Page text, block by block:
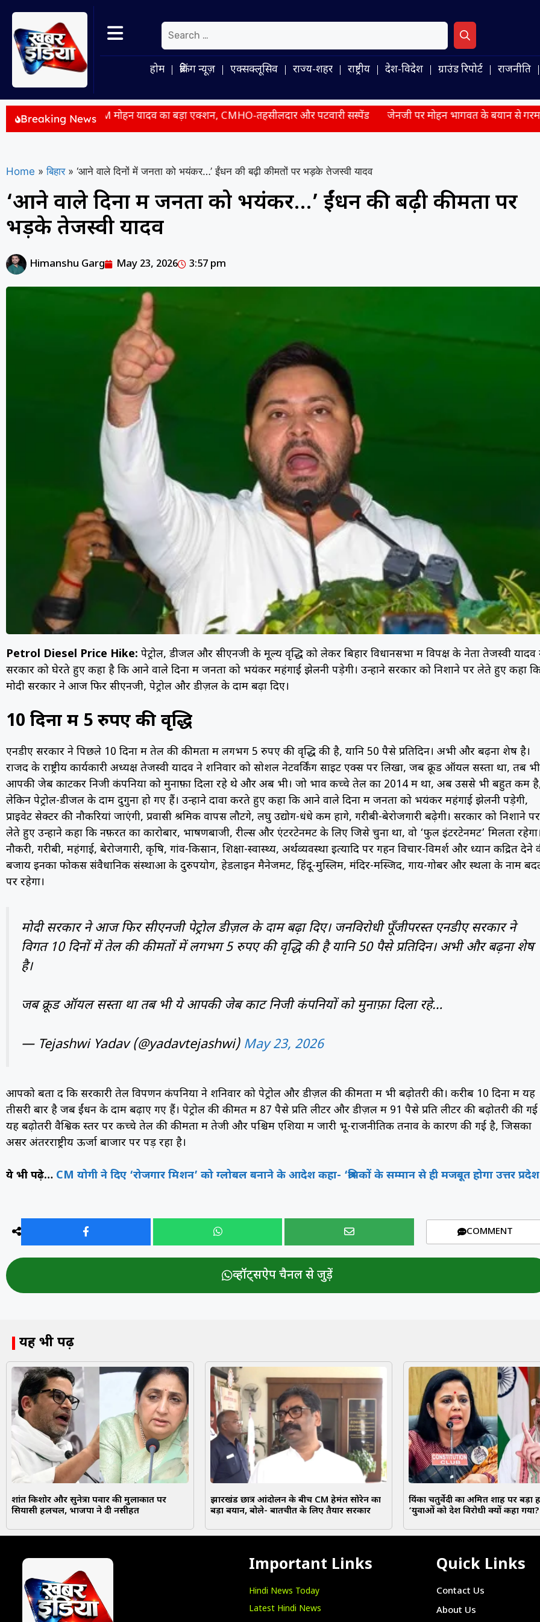
होम ब्रेकिंग न्यूज़ एक्सक्लूसिव राज्य-शहर राष्ट्रीय देश-विदेश ग्राउंड रिपोर्ट राजनीति
Breaking News
में CM मोहन यादव का बड़ा एक्शन, CMHO-तहसीलदार और पटवारी सस्पेंड जेनजी पर मोहन भागवत के बयान से गरमाई सियासत,
Home » बिहार » ‘आने वाले दिनों में जनता को भयंकर…’ ईंधन की बढ़ी कीमतों पर भड़के तेजस्वी यादव
‘आने वाले दिनों में जनता को भयंकर…’ ईंधन की बढ़ी कीमतों पर
भड़के तेजस्वी यादव
Himanshu Garg May 23, 2026 3:57 pm
Petrol Diesel Price Hike: पेट्रोल, डीजल और सीएनजी के मूल्य वृद्धि को लेकर बिहार विधानसभा में विपक्ष के नेता तेजस्वी यादव
सरकार को घेरते हुए कहा है कि आने वाले दिनों में जनता को भयंकर महंगाई झेलनी पड़ेगी। उन्होंने सरकार को निशाने पर लेते हुए कहा
मोदी सरकार ने आज फिर सीएनजी, पेट्रोल और डीज़ल के दाम बढ़ा दिए।
10 दिनों में 5 रुपए की वृद्धि
एनडीए सरकार ने पिछले 10 दिनों में तेल की कीमतों में लगभग 5 रुपए की वृद्धि की है, यानि 50 पैसे प्रतिदिन। अभी और बढ़ना शेष है।
राजद के राष्ट्रीय कार्यकारी अध्यक्ष तेजस्वी यादव ने शनिवार को सोशल नेटवर्किंग साइट एक्स पर लिखा, जब क्रूड ऑयल सस्ता था, तब
आपकी जेब काटकर निजी कंपनियों को मुनाफ़ा दिला रहे थे और अब भी। जो भाव कच्चे तेल का 2014 में था, अब उससे भी बहुत कम
लेकिन पेट्रोल-डीजल के दाम दुगुना हो गए हैं। उन्होंने दावा करते हुए कहा कि आने वाले दिनों में जनता को भयंकर महंगाई झेलनी पड़ेगी,
प्राइवेट सेक्टर की नौकरियां जाएंगी, प्रवासी श्रमिक वापस लौटेंगे, लघु उद्योग-धंधे कम होंगे, गरीबी-बेरोजगारी बढ़ेगी। सरकार को निशाने पर
लेते हुए उन्होंने कहा कि नफ़रत का कारोबार, भाषणबाजी, रील्स और एंटरटेनमेंट के लिए जिसे चुना था, वो ‘फुल इंटरटेनमेंट’ मिलता रहेगा।
नौकरी, गरीबी, महंगाई, बेरोजगारी, कृषि, गांव-किसान, शिक्षा-स्वास्थ्य, अर्थव्यवस्था इत्यादि पर गहन विचार-विमर्श और ध्यान केंद्रित देने
बजाय इनका फोकस संवैधानिक संस्थाओं के दुरुपयोग, हेडलाइन मैनेजमेंट, हिंदू-मुस्लिम, मंदिर-मस्जिद, गाय-गोबर और स्थलों के नाम
पर रहेगा।
मोदी सरकार ने आज फिर सीएनजी पेट्रोल डीज़ल के दाम बढ़ा दिए। जनविरोधी पूँजीपरस्त एनडीए सरकार ने
विगत 10 दिनों में तेल की कीमतों में लगभग 5 रुपए की वृद्धि की है यानि 50 पैसे प्रतिदिन। अभी और बढ़ना शेष
है।
जब क्रूड ऑयल सस्ता था तब भी ये आपकी जेब काट निजी कंपनियों को मुनाफ़ा दिला रहे…
— Tejashwi Yadav (@yadavtejashwi) May 23, 2026
आपको बता दें कि सरकारी तेल विपणन कंपनियों ने शनिवार को पेट्रोल और डीज़ल की कीमतों में भी बढ़ोतरी की। करीब 10 दिनों में यह
तीसरी बार है जब ईंधन के दाम बढ़ाए गए हैं। पेट्रोल की कीमत में 87 पैसे प्रति लीटर और डीज़ल में 91 पैसे प्रति लीटर की बढ़ोतरी की गई
यह बढ़ोतरी वैश्विक स्तर पर कच्चे तेल की कीमतों में तेजी और पश्चिम एशिया में जारी भू-राजनीतिक तनाव के कारण की गई है, जिसका
असर अंतरराष्ट्रीय ऊर्जा बाजार पर पड़ रहा है।
ये भी पढ़े… CM योगी ने दिए ‘रोजगार मिशन’ को ग्लोबल बनाने के आदेश कहा- ‘श्रमिकों के सम्मान से ही मजबूत होगा उत्तर
COMMENT
व्हॉट्सऐप चैनल से जुड़ें
यह भी पढ़ें
प्रशांत किशोर और सुनेत्रा पवार की मुलाकात पर
सियासी हलचल, भाजपा ने दी नसीहत
झारखंड छात्र आंदोलन के बीच CM हेमंत सोरेन का
बड़ा बयान, बोले- बातचीत के लिए तैयार सरकार
प्रियंका चतुर्वेदी का अमित शाह पर
‘युवाओं को देश विरोधी क्यों कहा
Important Links
Hindi News Today
Latest Hindi News
Quick Links
Contact Us
About Us